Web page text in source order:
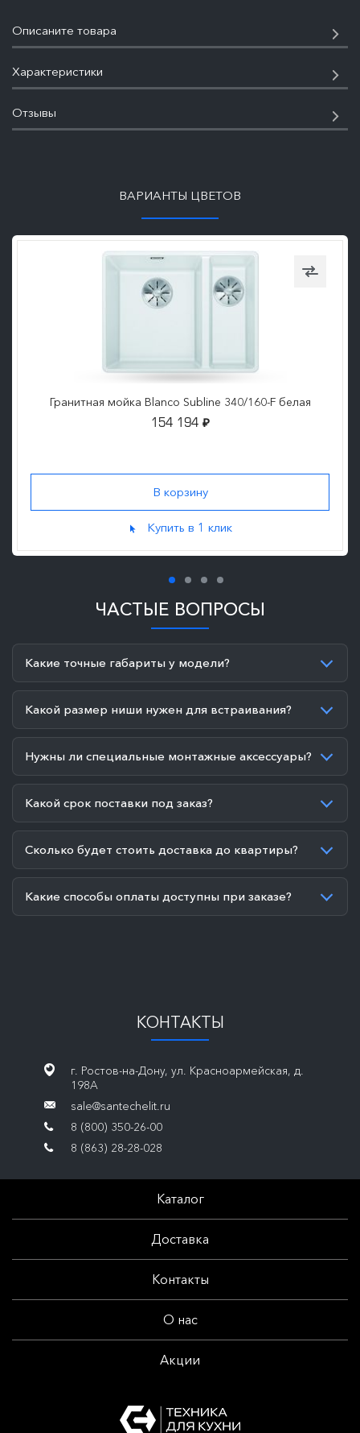
Описаните товара
Характеристики
Отзывы
ВАРИАНТЫ ЦВЕТОВ
Гранитная мойка Blanco Subline 340/160-F белая
154 194 ₽
Купить в 1 клик
ЧАСТЫЕ ВОПРОСЫ
Какие точные габариты у модели?
Какой размер ниши нужен для встраивания?
Нужны ли специальные монтажные аксессуары?
Какой срок поставки под заказ?
Сколько будет стоить доставка до квартиры?
Какие способы оплаты доступны при заказе?
КОНТАКТЫ
г. Ростов-на-Дону, ул. Красноармейская, д.
198А
sale@santechelit.ru
8 (800) 350-26-00
8 (863) 28-28-028
Каталог
Доставка
Контакты
О нас
Акции